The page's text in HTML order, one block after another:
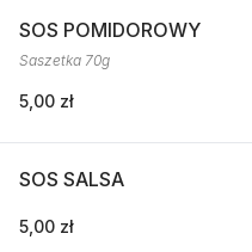
SOS POMIDOROWY
Saszetka 70g
5,00 zł
SOS SALSA
5,00 zł